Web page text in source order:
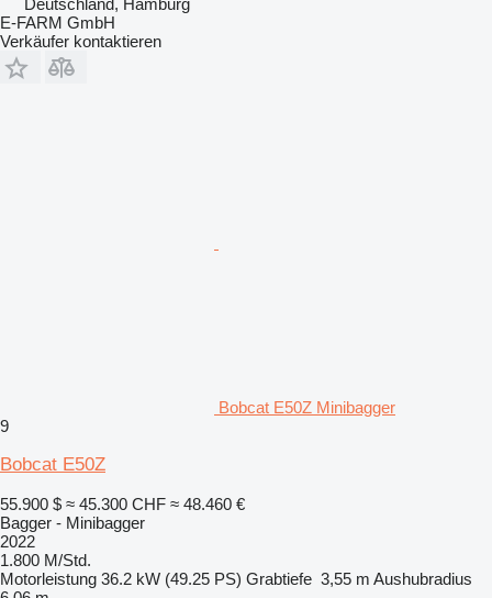
Deutschland, Hamburg
E-FARM GmbH
Verkäufer kontaktieren
Bobcat E50Z Minibagger
9
Bobcat E50Z
55.900 $ ≈ 45.300 CHF ≈ 48.460 €
Bagger - Minibagger
2022
1.800 M/Std.
Motorleistung 36.2 kW (49.25 PS) Grabtiefe 3,55 m Aushubradius